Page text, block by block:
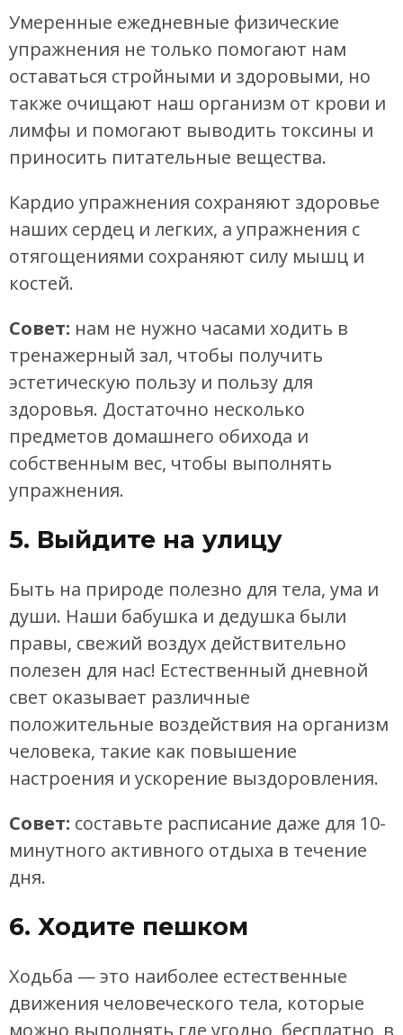
Умеренные ежедневные физические
упражнения не только помогают нам
оставаться стройными и здоровыми, но
также очищают наш организм от крови и
лимфы и помогают выводить токсины и
приносить питательные вещества.
Кардио упражнения сохраняют здоровье
наших сердец и легких, а упражнения с
отягощениями сохраняют силу мышц и
костей.
Совет: нам не нужно часами ходить в
тренажерный зал, чтобы получить
эстетическую пользу и пользу для
здоровья. Достаточно несколько
предметов домашнего обихода и
собственным вес, чтобы выполнять
упражнения.
5. Выйдите на улицу
Быть на природе полезно для тела, ума и
души. Наши бабушка и дедушка были
правы, свежий воздух действительно
полезен для нас! Естественный дневной
свет оказывает различные
положительные воздействия на организм
человека, такие как повышение
настроения и ускорение выздоровления.
Совет: составьте расписание даже для 10-
минутного активного отдыха в течение
дня.
6. Ходите пешком
Ходьба — это наиболее естественные
движения человеческого тела, которые
можно выполнять где угодно, бесплатно, в